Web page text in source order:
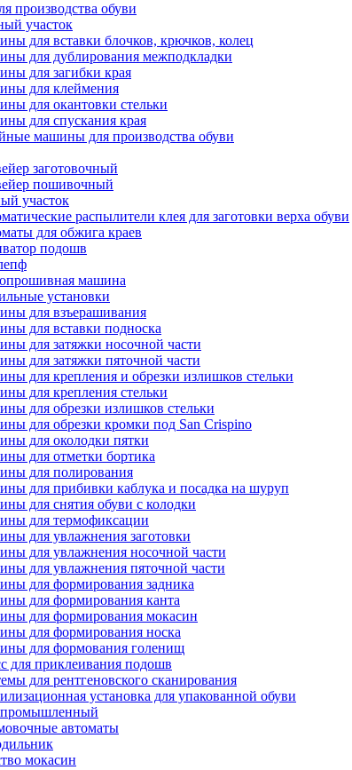
производства обуви
участок
для вставки блочков, крючков, колец
для дублирования межподкладки
для загибки края
для клеймения
для окантовки стельки
для спускания края
машины для производства обуви
заготовочный
пошивочный
участок
распылители клея для заготовки верха обуви
для обжига краев
подошв
машина
установки
для взъерашивания
для вставки подноска
для затяжки носочной части
для затяжки пяточной части
для крепления и обрезки излишков стельки
для крепления стельки
для обрезки излишков стельки
для обрезки кромки под San Crispino
для околодки пятки
для отметки бортика
для полирования
для прибивки каблука и посадка на шуруп
для снятия обуви с колодки
для термофиксации
для увлажнения заготовки
для увлажнения носочной части
для увлажнения пяточной части
для формирования задника
для формирования канта
для формирования мокасин
для формирования носка
для формования голенищ
для приклеивания подошв
для рентгеновского сканирования
установка для упакованной обуви
автоматы
мокасин